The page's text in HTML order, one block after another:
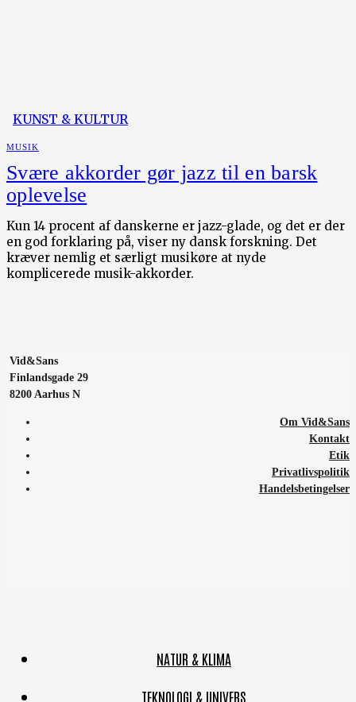
KUNST & KULTUR
MUSIK
Svære akkorder gør jazz til en barsk
oplevelse
Kun 14 procent af danskerne er jazz-glade, og det er der
en god forklaring på, viser ny dansk forskning. Det
kræver nemlig et særligt musikøre at nyde
komplicerede musik-akkorder.
Vid&Sans
Finlandsgade 29
8200 Aarhus N
Om Vid&Sans
Kontakt
Etik
Privatlivspolitik
Handelsbetingelser
NATUR & KLIMA
TEKNOLOGI & UNIVERS